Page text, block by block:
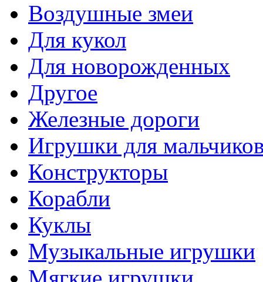
Воздушные змеи
Для кукол
Для новорожденных
Другое
Железные дороги
Игрушки для
Конструкторы
Корабли
Куклы
Музыкальные игрушки